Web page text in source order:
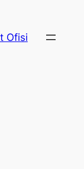
Ofisi